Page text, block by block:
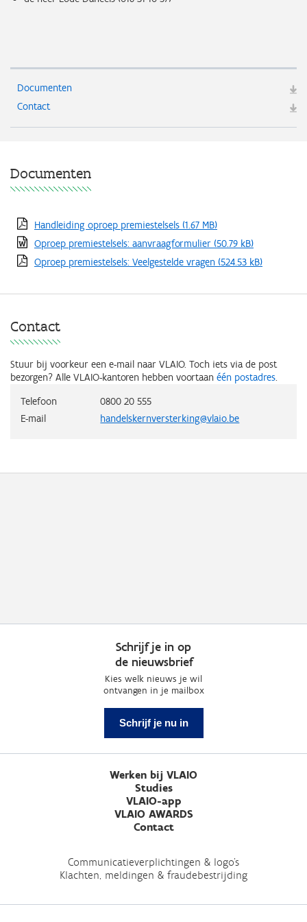
Documenten
Contact
Documenten
Handleiding oproep premiestelsels (1.67 MB)
Oproep premiestelsels: aanvraagformulier (50.79 kB)
Oproep premiestelsels: Veelgestelde vragen (524.53 kB)
Contact
Stuur bij voorkeur een e-mail naar VLAIO. Toch iets via de post
bezorgen? Alle VLAIO-kantoren hebben voortaan één postadres
Telefoon
0800 20 555
E-mail
handelskernversterking@vlaio.be
Schrijf je in op
de nieuwsbrief
Kies welk nieuws je wil
ontvangen in je mailbox
Schrijf je nu in
Werken bij VLAIO
Studies
VLAIO-app
VLAIO AWARDS
Contact
Communicatieverplichtingen & logo's
Klachten, meldingen & fraudebestrijding